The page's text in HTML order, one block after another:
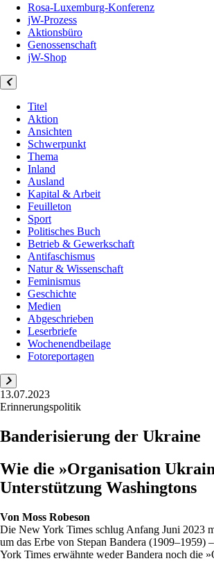
Rosa-Luxemburg-Konferenz
jW-Prozess
Aktionsbüro
Genossenschaft
jW-Shop
Titel
Aktion
Ansichten
Schwerpunkt
Thema
Inland
Ausland
Kapital & Arbeit
Feuilleton
Sport
Politisches Buch
Betrieb & Gewerkschaft
Antifaschismus
Natur & Wissenschaft
Feminismus
Geschichte
Medien
Abgeschrieben
Leserbriefe
Wochenendbeilage
Fotoreportagen
13.07.2023
Erinnerungspolitik
Banderisierung der Ukraine
Wie die »Organisation
Unterstützung Washingtons
Von Moss Robeson
Die New York Times schlug Anfang Juni 2023
um das Erbe von Stepan Bandera
York Times erwähnte weder Bandera noch die